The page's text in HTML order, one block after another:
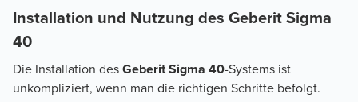
Installation und Nutzung des Geberit Sigma
40
Die Installation desGeberit Sigma 40-Systems ist
unkompliziert, wenn man die richtigen Schritte befolgt.